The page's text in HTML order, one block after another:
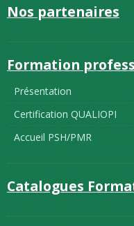
Nos partenaires
Formation
Présentation
Certification QUALIOPI
Accueil PSH/PMR
Catalogues